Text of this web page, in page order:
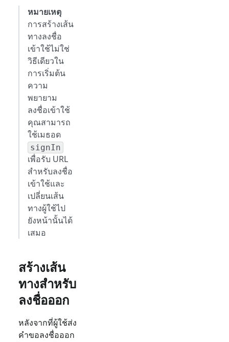
หมายเหตุ
การสร้างเส้น
ทางลงชื่อ
เข้าใช้ไม่ใช่
วิธีเดียวใน
การเริ่มต้น
ความ
พยายาม
ลงชื่อเข้าใช้
คุณสามารถ
ใช้เมธอด
signIn
เพื่อรับ URL
สำหรับลงชื่อ
เข้าใช้และ
เปลี่ยนเส้น
ทางผู้ใช้ไป
ยังหน้านั้นได้
เสมอ
สร้างเส้น
ทางสำหรับ
ลงชื่อออก
หลังจากที่ผู้ใช้ส่ง
คำขอลงชื่อออก